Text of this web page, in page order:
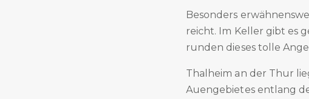
Besonders
reicht. Im Keller gibt es
runden dieses tolle
Thalheim an der Thur
Auengebietes entlang